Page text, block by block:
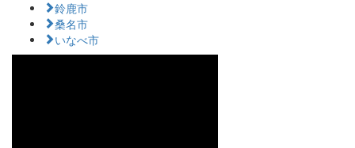
鈴鹿市
桑名市
いなべ市